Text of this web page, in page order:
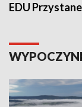
EDU